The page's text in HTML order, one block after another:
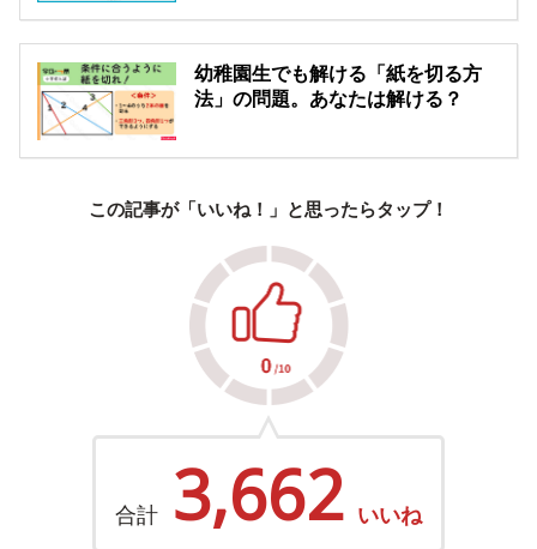
幼稚園生でも解ける「紙を切る方
法」の問題。あなたは解ける？
この記事が「いいね！」と思ったらタップ！
合計 3,662 いいね